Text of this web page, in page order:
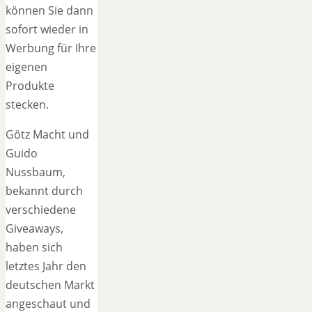
können Sie dann
sofort wieder in
Werbung für Ihre
eigenen
Produkte
stecken.
Götz Macht und
Guido
Nussbaum,
bekannt durch
verschiedene
Giveaways,
haben sich
letztes Jahr den
deutschen Markt
angeschaut und